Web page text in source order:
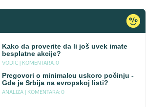
Kako da proverite da li još uvek imate
besplatne akcije?
VODIC | KOMENTARA: 0
Pregovori o minimalcu uskoro počinju -
Gde je Srbija na evropskoj listi?
ANALIZA | KOMENTARA: 0